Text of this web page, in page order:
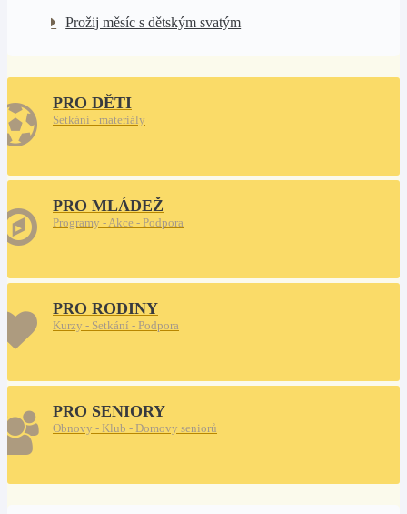
Prožij měsíc s dětským svatým
PRO DĚTI
Setkání - materiály
PRO MLÁDEŽ
Programy - Akce - Podpora
PRO RODINY
Kurzy - Setkání - Podpora
PRO SENIORY
Obnovy - Klub - Domovy seniorů